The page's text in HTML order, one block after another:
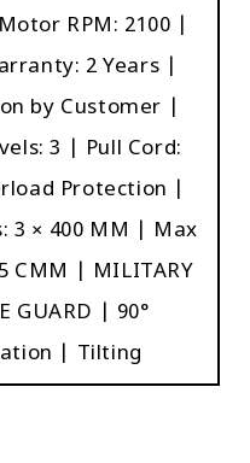
RPM: 2100 |
2 Years |
by Customer |
3 | Pull Cord:
Protection |
3 × 400 MM | Max
CMM | MILITARY
GUARD | 90°
| Tilting